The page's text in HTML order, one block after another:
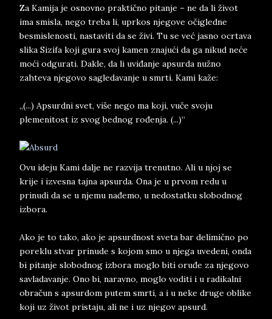
Za Kamija je osnovno praktično pitanje – ne da li život
ima smisla, nego treba li, uprkos njegove očigledne
besmislenosti, nastaviti da se živi. Tu se već jasno ocrtava
slika Sizifa koji gura svoj kamen znajući da ga nikud neće
moći odgurati. Dakle, da li uviđanje apsurda nužno
zahteva njegovo sagledavanje u smrti. Kami kaže:
„(...) Apsurdni svet, više nego ma koji, vuče svoju
plemenitost iz svog bednog rođenja. (...)“
Ovu ideju Kami dalje ne razvija trenutno. Ali u njoj se
krije i izvesna tajna apsurda. Ona je u prvom redu u
prinudi da se u njemu nađemo, u nedostatku slobodnog
izbora.
Ako je to tako, ako je apsurdnost sveta bar delimično po
poreklu stvar prinude s kojom smo u njega uvedeni, onda
bi pitanje slobodnog izbora moglo biti oruđe za njegovo
savladavanje. Ono bi, naravno, moglo voditi i u radikalni
obračun s apsurdom putem smrti, a i u neke druge oblike
koji uz život pristaju, ali ne i uz njegov apsurd.